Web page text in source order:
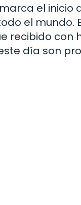
el
el
recibido con
día son